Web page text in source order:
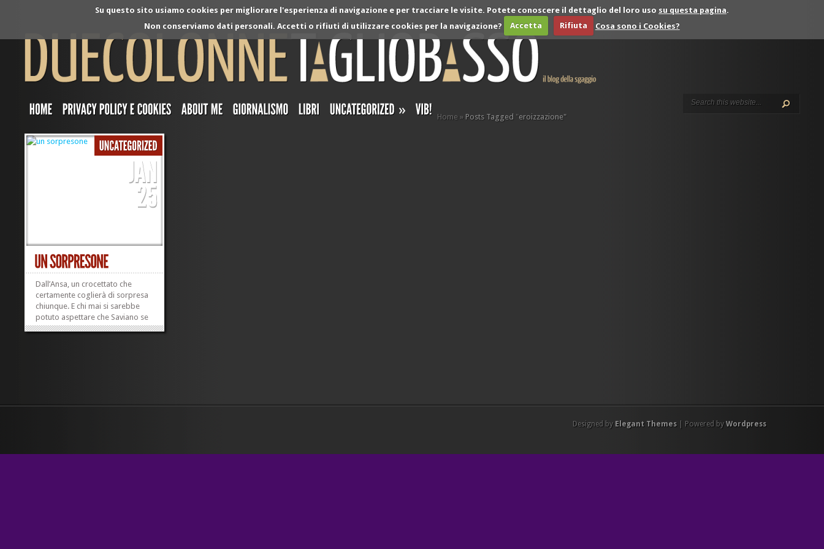
Su questo sito usiamo cookies per migliorare l'esperienza di navigazione e per tracciare le visite. Potete conoscere il dettaglio del loro uso su questa pagina.
Non conserviamo dati personali. Accetti o rifiuti di utilizzare cookies per la navigazione?
Accetta Rifiuta Cosa sono i Cookies?
» Home » Posts Tagged "eroizzazione"
Dall’Ansa, un crocettato che
certamente coglierà di sorpresa
chiunque. E chi mai si sarebbe
potuto aspettare che Saviano se
ne andasse dalla Mondadori? Chi
Designed by Elegant Themes| Powered by Wordpress